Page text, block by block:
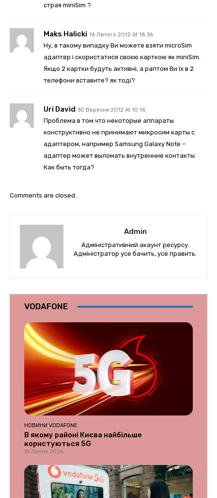
страя miniSim ?
Maks Halicki 16 Лютого 2012 At 18:36
Ну, в такому випадку Ви можете взяти microSim
адаптер і скористатися своєю карткою як miniSim.
Якщо 2 картки будуть активні, а раптом Ви їх в 2
телефони вставите? як тоді?
Uri David 30 Вересня 2012 At 10:16
Проблема в том что некоторые аппараты
конструктивно не принимают микросим карты с
адаптером, например Samsung Galaxy Note –
адаптер может выломать внутренние контакты.
Как быть тогда?
Comments are closed.
Admin
Адміністративний акаунт ресурсу.
Адміністратор усе бачить, усе править.
VODAFONE
НОВИНИ VODAFONE
В якому районі Києва найбільше
користуються 5G
31 Липня 2026